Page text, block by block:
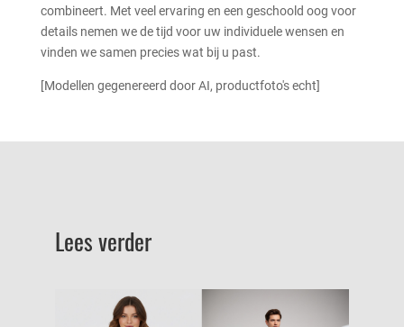
combineert. Met veel ervaring en een geschoold oog voor
details nemen we de tijd voor uw individuele wensen en
vinden we samen precies wat bij u past.
[Modellen gegenereerd door AI, productfoto's echt]
Lees verder